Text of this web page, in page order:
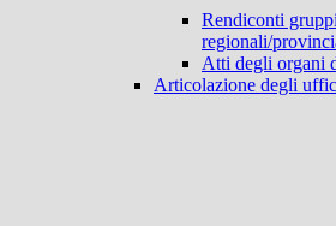
Rendiconti
regionali/
Atti degli organi
Articolazione degli